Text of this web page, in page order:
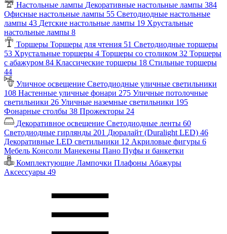
Настольные лампы Декоративные настольные лампы 384
Офисные настольные лампы 55 Светодиодные настольные
лампы 43 Детские настольные лампы 19 Хрустальные
настольные лампы 8
Торшеры Торшеры для чтения 51 Светодиодные торшеры
53 Хрустальные торшеры 4 Торшеры со столиком 32 Торшеры
с абажуром 84 Классические торшеры 18 Стильные торшеры
44
Уличное освещение Светодиодные уличные светильники
108 Настенные уличные фонари 275 Уличные потолочные
светильники 26 Уличные наземные светильники 195
Фонарные столбы 38 Прожекторы 24
Декоративное освещение Светодиодные ленты 60
Светодиодные гирлянды 201 Дюралайт (Duralight LED) 46
Декоративные LED светильники 12 Акриловые фигуры 6
Мебель Консоли Манекены Пано Пуфы и банкетки
Комплектующие Лампочки Плафоны Абажуры
Аксессуары 49